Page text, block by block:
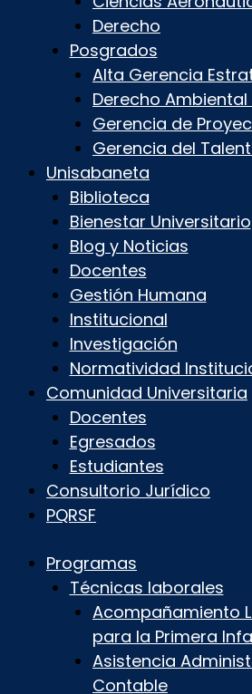
Derecho
Posgrados
Alta Gerencia
Derecho
Gerencia de
Gerencia del
Unisabaneta
Biblioteca
Bienestar Universitario
Blog y Noticias
Docentes
Gestión Humana
Institucional
Investigación
Normatividad
Comunidad Universitaria
Docentes
Egresados
Estudiantes
Consultorio Jurídico
PQRSF
Programas
Técnicas laborales
Acompañamiento
para la Primera
Asistencia
Contable